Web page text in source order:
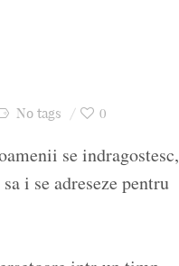
No tags 0
se indragostesc,
i se adreseze pentru